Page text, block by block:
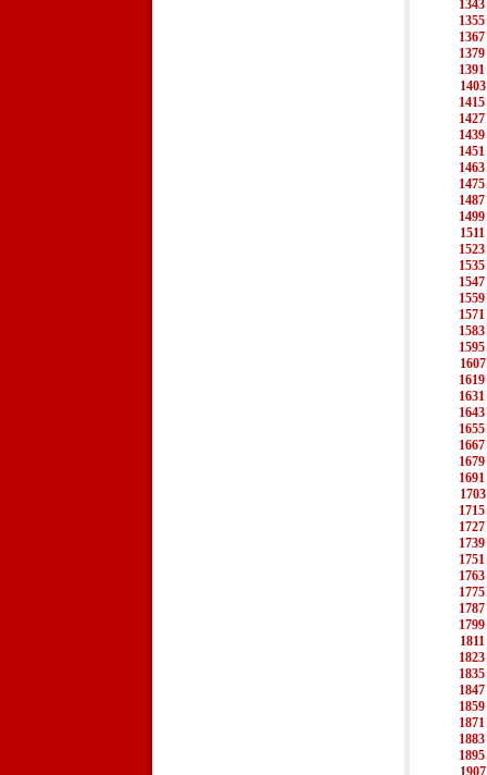
1343
1355
1367
1379
1391
1403
1415
1427
1439
1451
1463
1475
1487
1499
1511
1523
1535
1547
1559
1571
1583
1595
1607
1619
1631
1643
1655
1667
1679
1691
1703
1715
1727
1739
1751
1763
1775
1787
1799
1811
1823
1835
1847
1859
1871
1883
1895
1907